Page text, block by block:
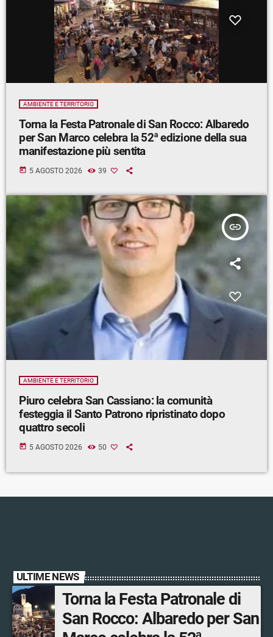
AMBIENTE E TERRITORIO
Torna la Festa Patronale di San Rocco: Albaredo
per San Marco celebra la 52ª edizione della sua
manifestazione più sentita
today 5 AGOSTO 2026 39
insert_link
AMBIENTE E TERRITORIO
Piuro celebra San Cassiano: la comunità
festeggia il Santo Patrono ripristinato dopo
quattro secoli
today 5 AGOSTO 2026 50
ULTIME NEWS
Torna la Festa Patronale di
San Rocco: Albaredo per San